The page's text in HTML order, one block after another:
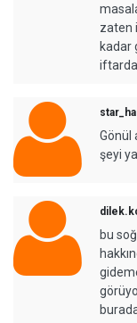
zaten
kadar
iftarda
Gönül
şeyi
bu